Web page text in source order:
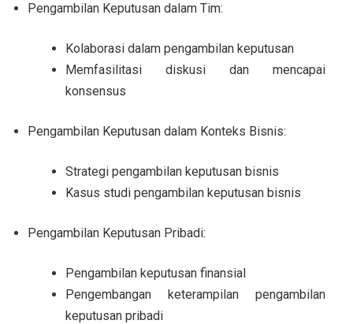
Pengambilan Keputusan dalam Tim:
Kolaborasi dalam pengambilan keputusan
Memfasilitasi diskusi dan mencapai
konsensus
Pengambilan Keputusan dalam Konteks Bisnis:
Strategi pengambilan keputusan bisnis
Kasus studi pengambilan keputusan bisnis
Pengambilan Keputusan Pribadi:
Pengambilan keputusan finansial
Pengembangan keterampilan pengambilan
keputusan pribadi